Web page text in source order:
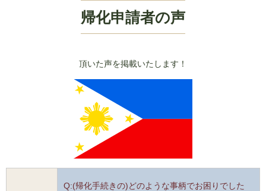
帰化申請者の声
頂いた声を掲載いたします！
Q:(帰化手続きの)どのような事柄でお困りでした